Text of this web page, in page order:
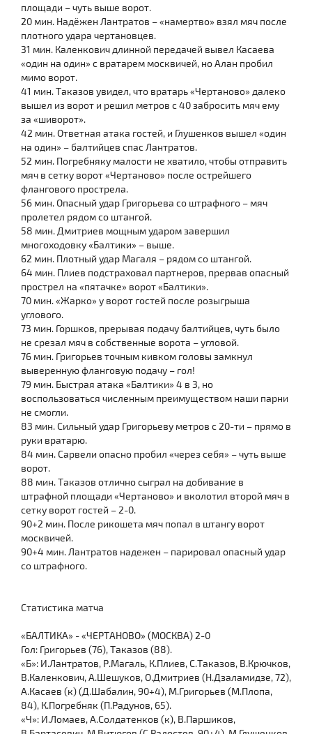
площади – чуть выше ворот.
20 мин. Надёжен Лантратов – «намертво» взял мяч после
плотного удара чертановцев.
31 мин. Каленкович длинной передачей вывел Касаева
«один на один» с вратарем москвичей, но Алан пробил
мимо ворот.
41 мин. Таказов увидел, что вратарь «Чертаново» далеко
вышел из ворот и решил метров с 40 забросить мяч ему
за «шиворот».
42 мин. Ответная атака гостей, и Глушенков вышел «один
на один» – балтийцев спас Лантратов.
52 мин. Погребняку малости не хватило, чтобы отправить
мяч в сетку ворот «Чертаново» после острейшего
флангового прострела.
56 мин. Опасный удар Григорьева со штрафного – мяч
пролетел рядом со штангой.
58 мин. Дмитриев мощным ударом завершил
многоходовку «Балтики» – выше.
62 мин. Плотный удар Магаля – рядом со штангой.
64 мин. Плиев подстраховал партнеров, прервав опасный
прострел на «пятачке» ворот «Балтики».
70 мин. «Жарко» у ворот гостей после розыгрыша
углового.
73 мин. Горшков, прерывая подачу балтийцев, чуть было
не срезал мяч в собственные ворота – угловой.
76 мин. Григорьев точным кивком головы замкнул
выверенную фланговую подачу – гол!
79 мин. Быстрая атака «Балтики» 4 в 3, но
воспользоваться численным преимуществом наши парни
не смогли.
83 мин. Сильный удар Григорьеву метров с 20-ти – прямо в
руки вратарю.
84 мин. Сарвели опасно пробил «через себя» – чуть выше
ворот.
88 мин. Таказов отлично сыграл на добивание в
штрафной площади «Чертаново» и вколотил второй мяч в
сетку ворот гостей – 2-0.
90+2 мин. После рикошета мяч попал в штангу ворот
москвичей.
90+4 мин. Лантратов надежен – парировал опасный удар
со штрафного.
Статистика матча
«БАЛТИКА» - «ЧЕРТАНОВО» (МОСКВА) 2-0
Гол: Григорьев (76), Таказов (88).
«Б»: И.Лантратов, Р.Магаль, К.Плиев, С.Таказов, В.Крючков,
В.Каленкович, А.Шешуков, О.Дмитриев (Н.Дзаламидзе, 72),
А.Касаев (к) (Д.Шабалин, 90+4), М.Григорьев (М.Плопа,
84), К.Погребняк (П.Радунов, 65).
«Ч»: И.Ломаев, А.Солдатенков (к), В.Паршиков,